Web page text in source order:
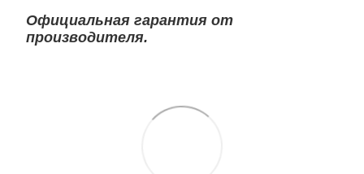
Официальная гарантия от
производителя.